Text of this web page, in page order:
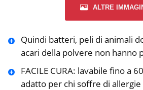
ALTRE
Quindi batteri, peli di animali
acari della polvere non hanno
FACILE CURA: lavabile fino a
adatto per chi soffre di